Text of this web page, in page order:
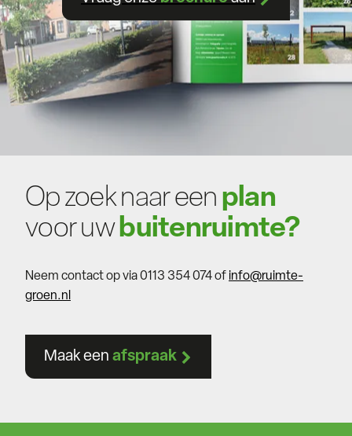
Op zoek naar een plan
voor uwbuitenruimte?
Neem contact op via 0113 354 074 of info@ruimte-
groen.nl
Maak een afspraak